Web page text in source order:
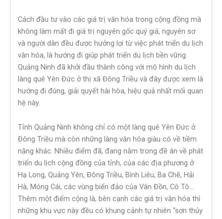
Cách đầu tư vào các giá trị văn hóa trong cộng đồng mà
không làm mất đi giá trị nguyên gốc quý giá, nguyên sơ
và người dân đều được hưởng lợi từ việc phát triển du lịch
văn hóa, là hướng đi giúp phát triển du lịch bền vững.
Quảng Ninh đã khởi đầu thành công với mô hình du lịch
làng quê Yên Đức ở thị xã Đông Triều và đây được xem là
hướng đi đúng, giải quyết hài hòa, hiệu quả nhất mối quan
hệ này.
Tỉnh Quảng Ninh không chỉ có một làng quê Yên Đức ở
Đông Triều mà còn những làng văn hóa giàu có về tiềm
năng khác. Nhiều điểm đã, đang nằm trong đề án về phát
triển du lịch cộng đồng của tỉnh, của các địa phương ở
Hạ Long, Quảng Yên, Đông Triều, Bình Liêu, Ba Chẽ, Hải
Hà, Móng Cái, các vùng biển đảo của Vân Đồn, Cô Tô…
Thêm một điểm cộng là, bên cạnh các giá trị văn hóa thì
những khu vực này đều có khung cảnh tự nhiên “sơn thủy